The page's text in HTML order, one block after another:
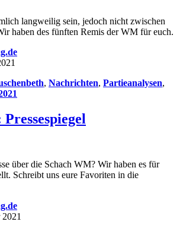
langweilig sein, jedoch nicht zwischen
haben des fünften Remis der WM für euch.
, Nachrichten, Partieanalysen,
über die Schach WM? Wir haben es für
Schreibt uns eure Favoriten in die